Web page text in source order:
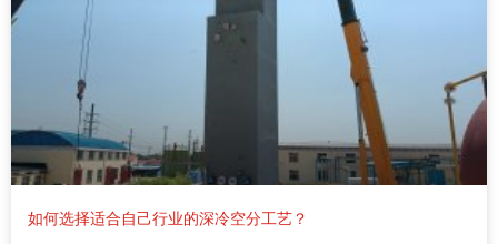
如何选择适合自己行业的深冷空分工艺？